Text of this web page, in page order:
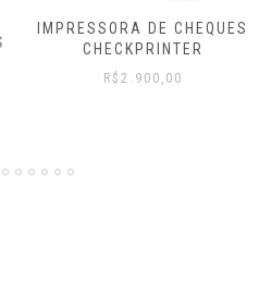
IMPRESSORA DE CHEQUES
CHECKPRINTER
R$2.900,00